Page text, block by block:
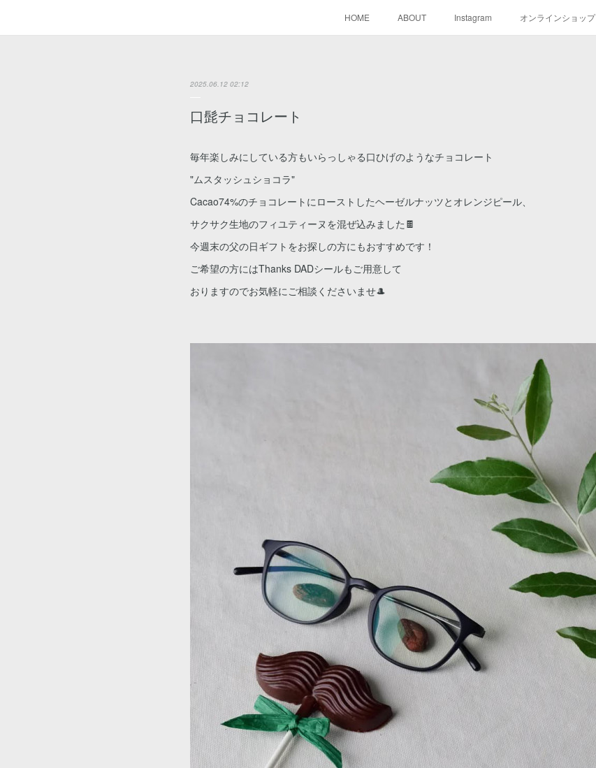
HOME ABOUT Instagram オンラインショップ
2025.06.12 02:12
口髭チョコレート
毎年楽しみにしている方もいらっしゃる口ひげのようなチョコレート
"ムスタッシュショコラ"
Cacao74%のチョコレートにローストしたヘーゼルナッツとオレンジピール、
サクサク生地のフィユティーヌを混ぜ込みました🍫
今週末の父の日ギフトをお探しの方にもおすすめです！
ご希望の方にはThanks DADシールもご用意して
おりますのでお気軽にご相談くださいませ🎩